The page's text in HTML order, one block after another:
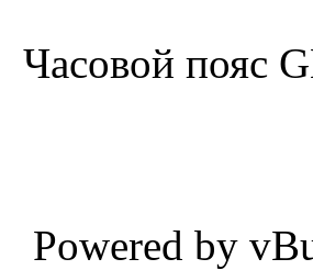
Часовой пояс
Powered by